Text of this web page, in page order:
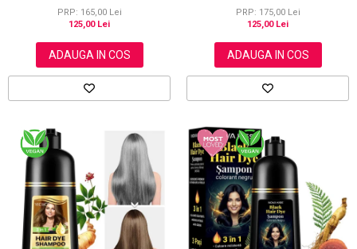
PRP: 165,00 Lei
125,00 Lei
ADAUGA IN COS
PRP: 175,00 Lei
125,00 Lei
ADAUGA IN COS